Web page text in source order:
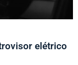
elétrico